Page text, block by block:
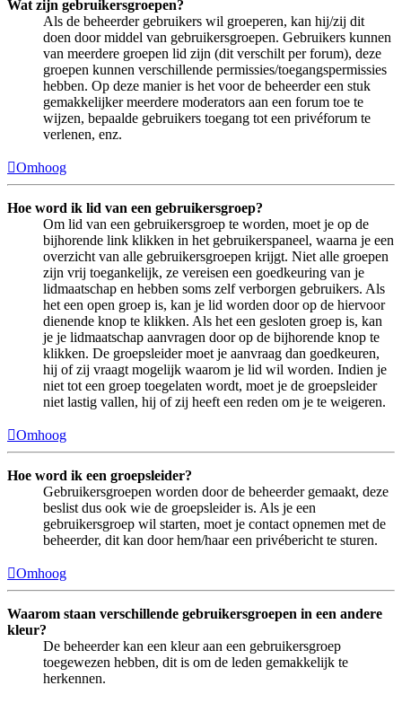
Wat zijn gebruikersgroepen?
Als de beheerder gebruikers wil groeperen, kan hij/zij dit
doen door middel van gebruikersgroepen. Gebruikers kunnen
van meerdere groepen lid zijn (dit verschilt per forum), deze
groepen kunnen verschillende permissies/toegangspermissies
hebben. Op deze manier is het voor de beheerder een stuk
gemakkelijker meerdere moderators aan een forum toe te
wijzen, bepaalde gebruikers toegang tot een privéforum te
verlenen, enz.
Omhoog
Hoe word ik lid van een gebruikersgroep?
Om lid van een gebruikersgroep te worden, moet je op de
bijhorende link klikken in het gebruikerspaneel, waarna je een
overzicht van alle gebruikersgroepen krijgt. Niet alle groepen
zijn vrij toegankelijk, ze vereisen een goedkeuring van je
lidmaatschap en hebben soms zelf verborgen gebruikers. Als
het een open groep is, kan je lid worden door op de hiervoor
dienende knop te klikken. Als het een gesloten groep is, kan
je je lidmaatschap aanvragen door op de bijhorende knop te
klikken. De groepsleider moet je aanvraag dan goedkeuren,
hij of zij vraagt mogelijk waarom je lid wil worden. Indien je
niet tot een groep toegelaten wordt, moet je de groepsleider
niet lastig vallen, hij of zij heeft een reden om je te weigeren.
Omhoog
Hoe word ik een groepsleider?
Gebruikersgroepen worden door de beheerder gemaakt, deze
beslist dus ook wie de groepsleider is. Als je een
gebruikersgroep wil starten, moet je contact opnemen met de
beheerder, dit kan door hem/haar een privébericht te sturen.
Omhoog
Waarom staan verschillende gebruikersgroepen in een andere
kleur?
De beheerder kan een kleur aan een gebruikersgroep
toegewezen hebben, dit is om de leden gemakkelijk te
herkennen.